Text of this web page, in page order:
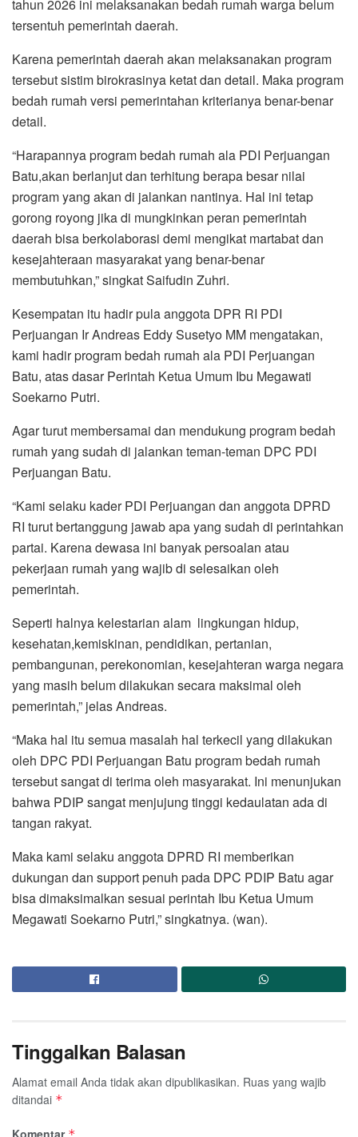
tahun 2026 ini melaksanakan bedah rumah warga belum
tersentuh pemerintah daerah.
Karena pemerintah daerah akan melaksanakan program
tersebut sistim birokrasinya ketat dan detail. Maka program
bedah rumah versi pemerintahan kriterianya benar-benar
detail.
“Harapannya program bedah rumah ala PDI Perjuangan
Batu,akan berlanjut dan terhitung berapa besar nilai
program yang akan di jalankan nantinya. Hal ini tetap
gorong royong jika di mungkinkan peran pemerintah
daerah bisa berkolaborasi demi mengikat martabat dan
kesejahteraan masyarakat yang benar-benar
membutuhkan,” singkat Saifudin Zuhri.
Kesempatan itu hadir pula anggota DPR RI PDI
Perjuangan Ir Andreas Eddy Susetyo MM mengatakan,
kami hadir program bedah rumah ala PDI Perjuangan
Batu, atas dasar Perintah Ketua Umum Ibu Megawati
Soekarno Putri.
Agar turut membersamai dan mendukung program bedah
rumah yang sudah di jalankan teman-teman DPC PDI
Perjuangan Batu.
“Kami selaku kader PDI Perjuangan dan anggota DPRD
RI turut bertanggung jawab apa yang sudah di perintahkan
partai. Karena dewasa ini banyak persoalan atau
pekerjaan rumah yang wajib di selesaikan oleh
pemerintah.
Seperti halnya kelestarian alam lingkungan hidup,
kesehatan,kemiskinan, pendidikan, pertanian,
pembangunan, perekonomian, kesejahteran warga negara
yang masih belum dilakukan secara maksimal oleh
pemerintah,” jelas Andreas.
“Maka hal itu semua masalah hal terkecil yang dilakukan
oleh DPC PDI Perjuangan Batu program bedah rumah
tersebut sangat di terima oleh masyarakat. Ini menunjukan
bahwa PDIP sangat menjujung tinggi kedaulatan ada di
tangan rakyat.
Maka kami selaku anggota DPRD RI memberikan
dukungan dan support penuh pada DPC PDIP Batu agar
bisa dimaksimalkan sesuai perintah Ibu Ketua Umum
Megawati Soekarno Putri,” singkatnya. (wan).
Tinggalkan Balasan
Alamat email Anda tidak akan dipublikasikan. Ruas yang wajib
ditandai *
Komentar